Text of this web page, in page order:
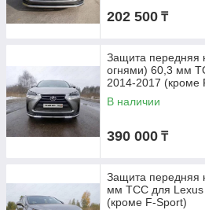
202 500 ₸
Защита передняя
огнями) 60,3 мм
2014-2017 (кроме
В наличии
390 000 ₸
Защита передняя
мм ТСС для Lexus
(кроме F-Sport)